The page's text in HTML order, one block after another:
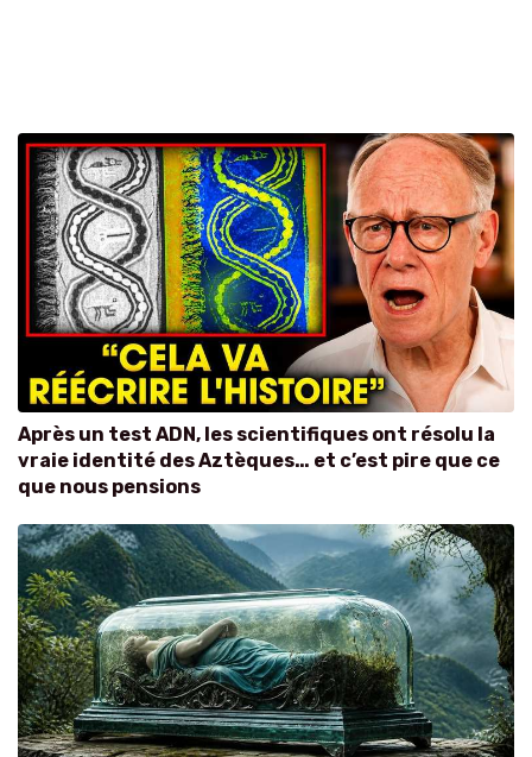
Après un test ADN, les scientifiques ont résolu la
vraie identité des Aztèques… et c’est pire que ce
que nous pensions